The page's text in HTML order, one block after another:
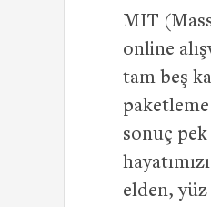
MIT
online
tam beş
sonuç pek
elden,